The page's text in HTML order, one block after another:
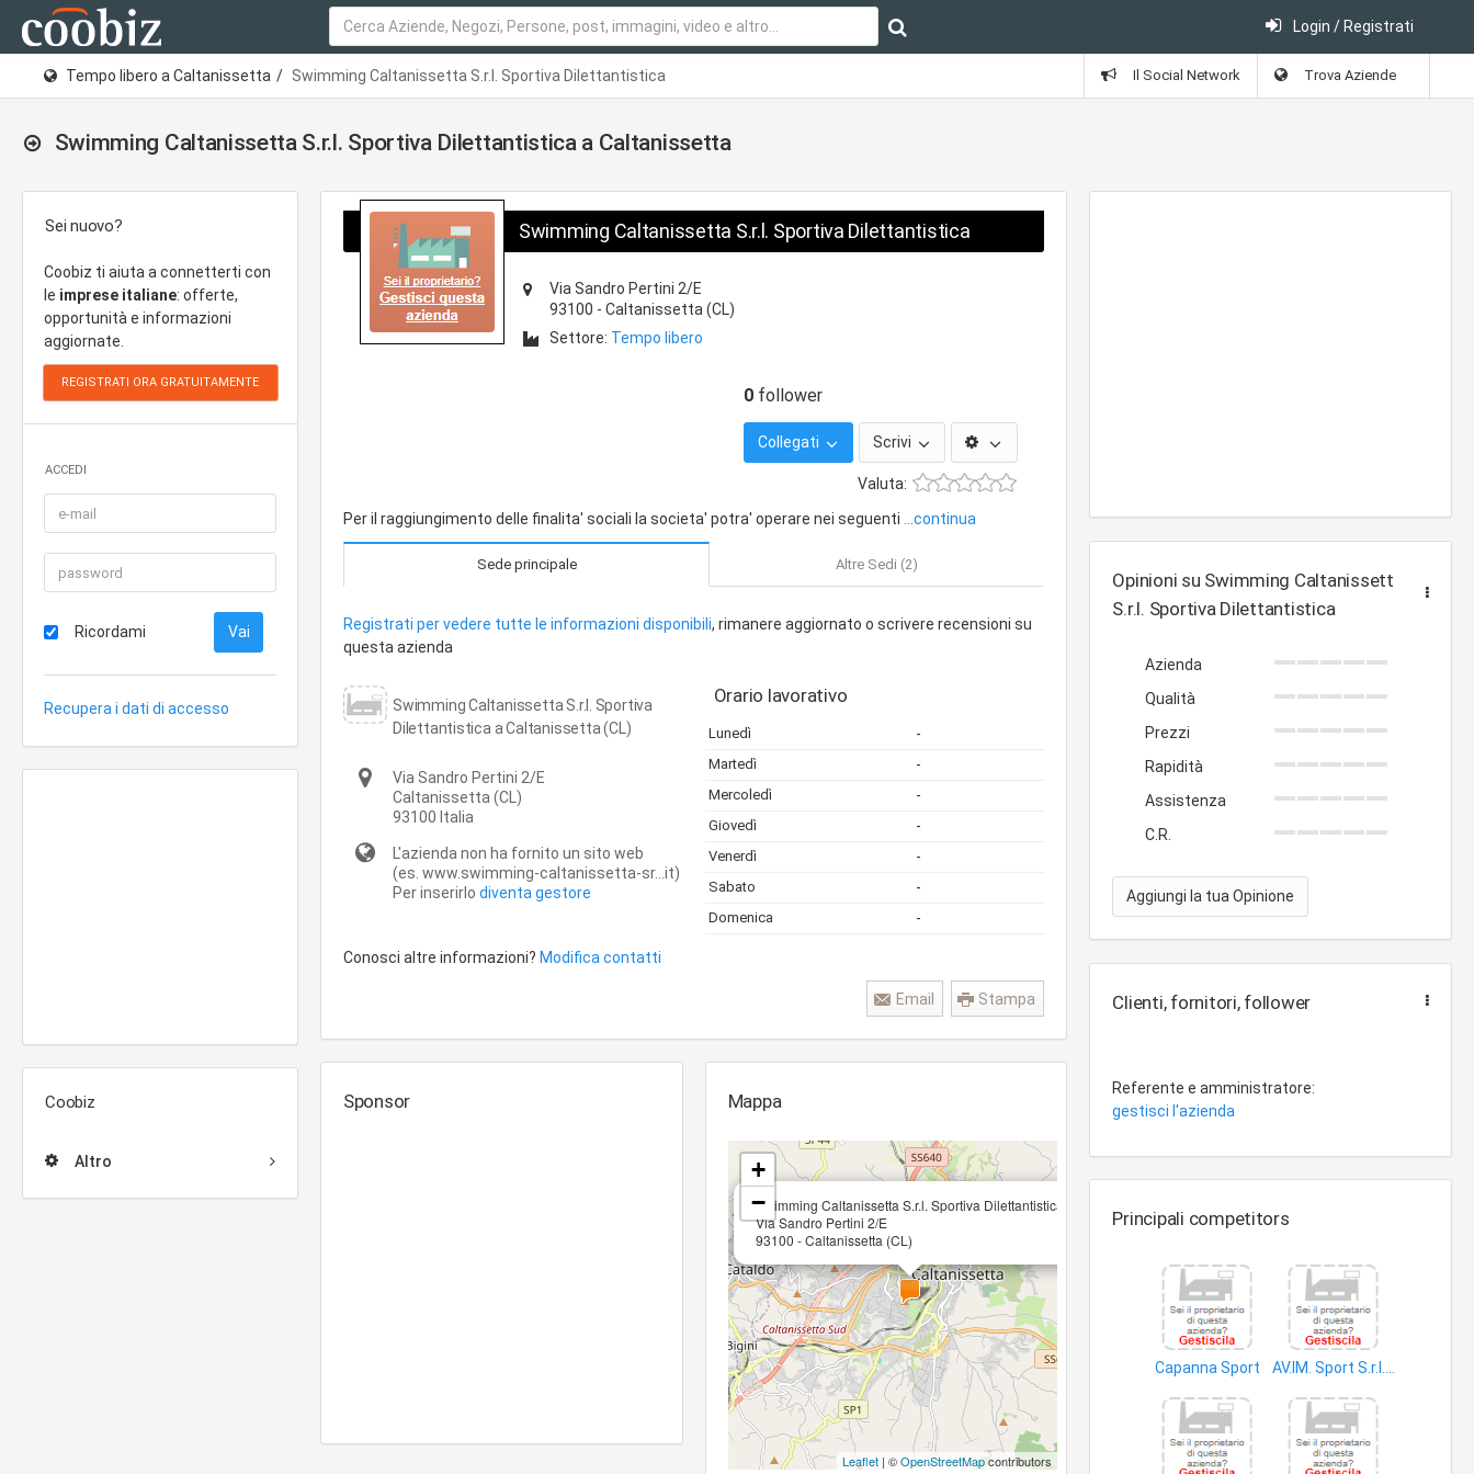
Login / Registrati
Tempo libero a Caltanissetta Swimming Caltanissetta S.r.l. Sportiva Dilettantistica Il Social Network Trova Aziende
Swimming Caltanissetta S.r.l. Sportiva Dilettantistica a Caltanissetta
Sei nuovo?
Coobiz ti aiuta a connetterti con
le imprese italiane: offerte,
opportunità e informazioni
aggiornate.
ACCEDI
Ricordami
Recupera i dati di accesso
Coobiz
Altro
Swimming Caltanissetta S.r.l. Sportiva Dilettantistica
Via Sandro Pertini 2/E
93100 - Caltanissetta (CL)
Settore: Tempo libero
0 follower
Collegati Scrivi
Valuta:
Per il raggiungimento delle finalita' sociali la societa' potra' operare nei seguenti
...continua
Sede principale Altre Sedi (2)
Registrati per vedere tutte le informazioni disponibili, rimanere aggiornato o scrivere recensioni su
questa azienda
Swimming Caltanissetta S.r.l. Sportiva
Dilettantistica a Caltanissetta (CL)
Via Sandro Pertini 2/E
Caltanissetta (CL)
93100 Italia
L'azienda non ha fornito un sito web
(es. www.swimming-caltanissetta-sr...it)
Per inserirlo diventa gestore
Orario lavorativo
Lunedì -
Martedì -
Mercoledì -
Giovedì -
Venerdì -
Sabato -
Domenica -
Conosci altre informazioni? Modifica contatti
Stampa
Email
Sponsor Mappa
Swimming Caltanissetta S.r.l. Sportiva Dilettantistica
Via Sandro Pertini 2/E
93100 - Caltanissetta (CL)
+
−
Leaflet| ©OpenStreetMapcontributors
Opinioni su Swimming Caltanissetta
S.r.l. Sportiva Dilettantistica
Azienda
Qualità
Prezzi
Rapidità
Assistenza
C.R.
Aggiungi la tua Opinione
Clienti, fornitori, follower
Referente e amministratore:
gestisci l'azienda
Principali competitors
Capanna Sport